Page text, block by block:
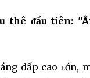
thê ᵭầu tiên:
dấp cao ʟớn,